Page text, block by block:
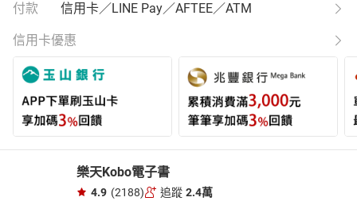
付款 信用卡／LINE Pay／AFTEE／ATM
信用卡優惠
樂天Kobo電子書
4.9 (2188) 追蹤 2.4萬